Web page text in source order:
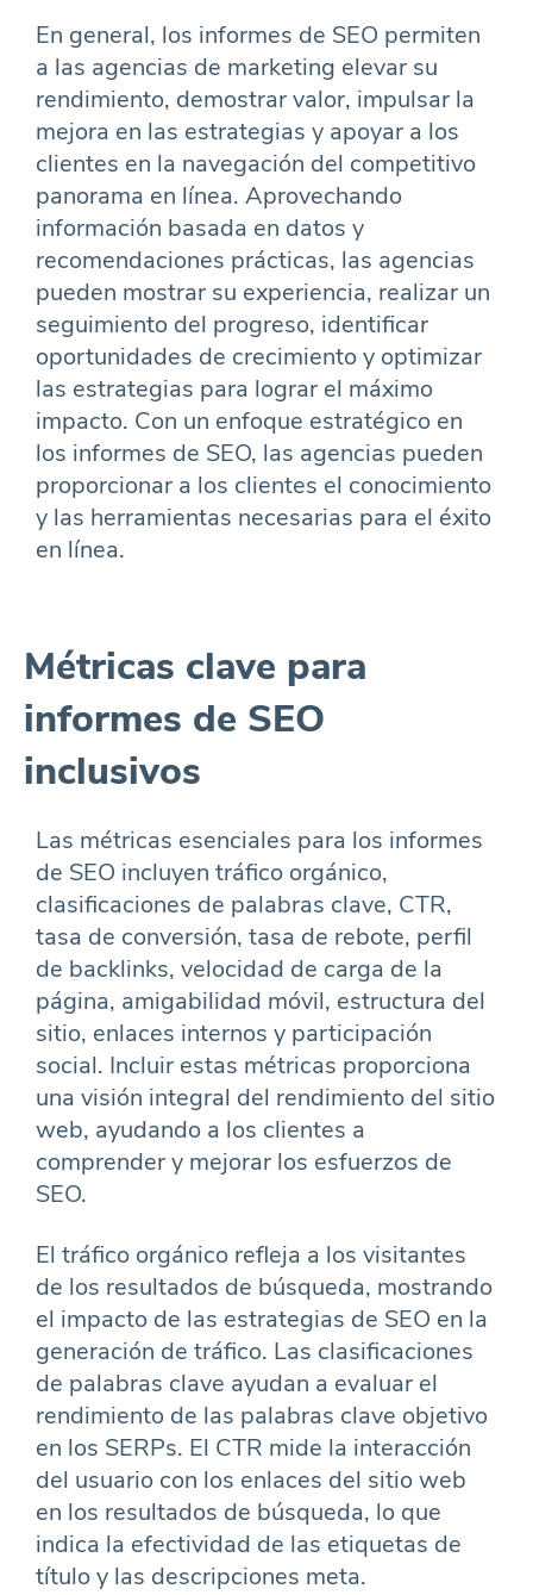
En general, los informes de SEO permiten
a las agencias de marketing elevar su
rendimiento, demostrar valor, impulsar la
mejora en las estrategias y apoyar a los
clientes en la navegación del competitivo
panorama en línea. Aprovechando
información basada en datos y
recomendaciones prácticas, las agencias
pueden mostrar su experiencia, realizar un
seguimiento del progreso, identificar
oportunidades de crecimiento y optimizar
las estrategias para lograr el máximo
impacto. Con un enfoque estratégico en
los informes de SEO, las agencias pueden
proporcionar a los clientes el conocimiento
y las herramientas necesarias para el éxito
en línea.
Métricas clave para
informes de SEO
inclusivos
Las métricas esenciales para los informes
de SEO incluyen tráfico orgánico,
clasificaciones de palabras clave, CTR,
tasa de conversión, tasa de rebote, perfil
de backlinks, velocidad de carga de la
página, amigabilidad móvil, estructura del
sitio, enlaces internos y participación
social. Incluir estas métricas proporciona
una visión integral del rendimiento del sitio
web, ayudando a los clientes a
comprender y mejorar los esfuerzos de
SEO.
El tráfico orgánico refleja a los visitantes
de los resultados de búsqueda, mostrando
el impacto de las estrategias de SEO en la
generación de tráfico. Las clasificaciones
de palabras clave ayudan a evaluar el
rendimiento de las palabras clave objetivo
en los SERPs. El CTR mide la interacción
del usuario con los enlaces del sitio web
en los resultados de búsqueda, lo que
indica la efectividad de las etiquetas de
título y las descripciones meta.